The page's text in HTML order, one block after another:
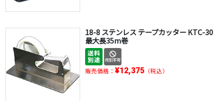
18-8 ステンレス テープカッター KTC-30
最大長35m巻
販売価格： ¥12,375（税込）